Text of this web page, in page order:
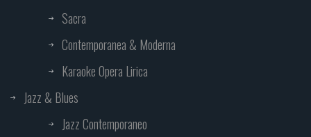
Sacra
Contemporanea & Moderna
Karaoke Opera Lirica
Jazz & Blues
Jazz Contemporaneo